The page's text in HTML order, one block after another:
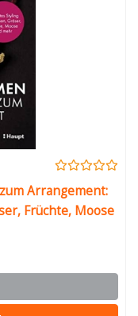
Arrangement:
Früchte, Moose